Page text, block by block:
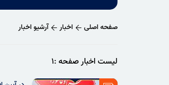
صفحه اصلی اخبار آرشیو اخبار
لیست اخبار صفحه :۱